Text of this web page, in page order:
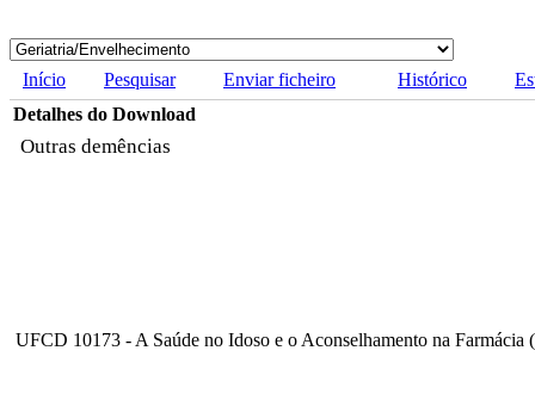
Início Pesquisar Enviar ficheiro Histórico
Detalhes do Download
Outras demências
UFCD 10173 - A Saúde no Idoso e o Aconselhamento na Farmácia